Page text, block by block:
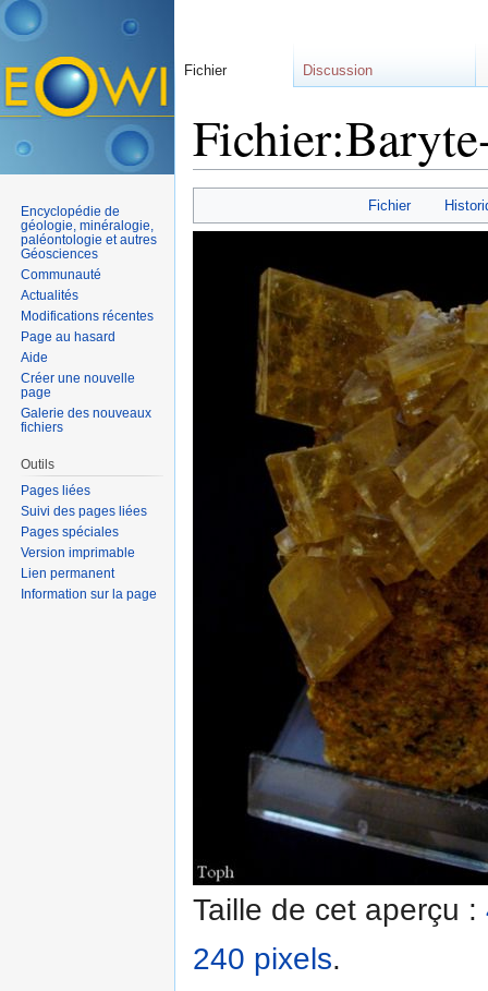
Fichier
Taille de cet aperçu :
240 pixels.
Fichier Discussion
Encyclopédie de
géologie, minéralogie,
paléontologie et autres
Géosciences
Communauté
Actualités
Modifications récentes
Page au hasard
Aide
Créer une nouvelle
page
Galerie des nouveaux
fichiers
Outils
Pages liées
Suivi des pages liées
Pages spéciales
Version imprimable
Lien permanent
Information sur la page